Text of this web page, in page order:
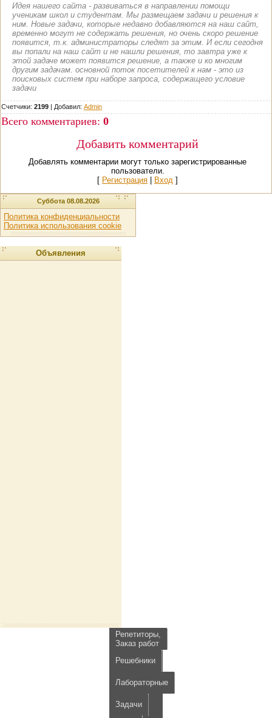
Идея нашего сайта - развиваться в направлении помощи
ученикам школ и студентам. Мы размещаем задачи и решения к
ним. Новые задачи, которые недавно добавляются на наш сайт,
временно могут не содержать решения, но очень скоро решение
появится, т.к. администраторы следят за этим. И если сегодня
вы попали на наш сайт и не нашли решения, то завтра уже к
этой задаче может появится решение, а также и ко многим
другим задачам. основной поток посетителей к нам - это из
поисковых систем при наборе запроса, содержащего условие
задачи
Счетчики: 2199 | Добавил: Admin
Всего комментариев: 0
Добавить комментарий
Добавлять комментарии могут только зарегистрированные
пользователи.
[ Регистрация Вход ]
Суббота 08.08.2026
Политика конфиденциальности
Политика использования cookie
Объявления
Репетиторы,
Заказ работ
Решебники
Лабораторные
Задачи